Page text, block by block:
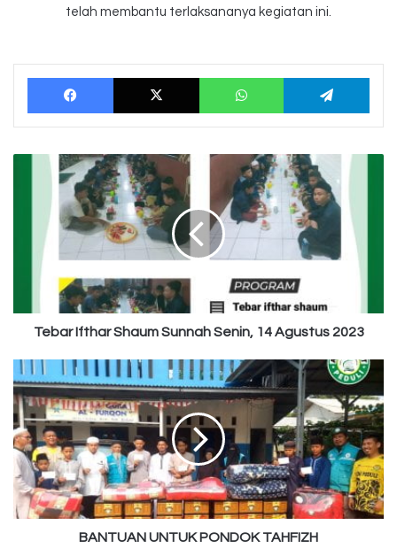
telah membantu terlaksananya kegiatan ini.
Facebook X WhatsApp
Sunnah
Tebar Ifthar Shaum Sunnah Senin, 14 Agustus 2023
BANTUAN
UNTUK
PONDOK
TAHFIZH
SABILULFURQON
SETU
BEKASI
BANTUAN UNTUK PONDOK TAHFIZH